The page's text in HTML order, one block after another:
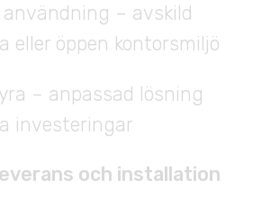
– avskild
eller öppen kontorsmiljö
– anpassad lösning
investeringar
och installation